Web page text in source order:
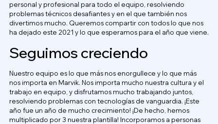
personal y profesional para todo el equipo, resolviendo
problemas técnicos desafiantes y en el que también nos
divertimos mucho. Queremos compartir con todos lo que nos
ha dejado este 2021 y lo que esperamos para el año que viene.
Seguimos creciendo
Nuestro equipo es lo que más nos enorgullece y lo que más
nos importa en Marvik. Nos importa mucho nuestra cultura y el
trabajo en equipo, y disfrutamos mucho trabajando juntos,
resolviendo problemas con tecnologías de vanguardia. ¡Este
año fue un año de mucho crecimiento! ¡De hecho, hemos
multiplicado por 3 nuestra plantilla! Incorporamos a personas